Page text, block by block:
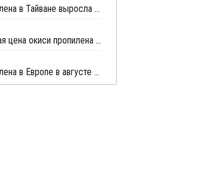
Контрактная цена пропилена в Тайване выросла в феврале
Декабрьская контрактная цена окиси пропилена в Европе снизилась на EUR24 за тонну
Контрактная цена пропилена в Европе в августе снизилась на EUR85 за тонну